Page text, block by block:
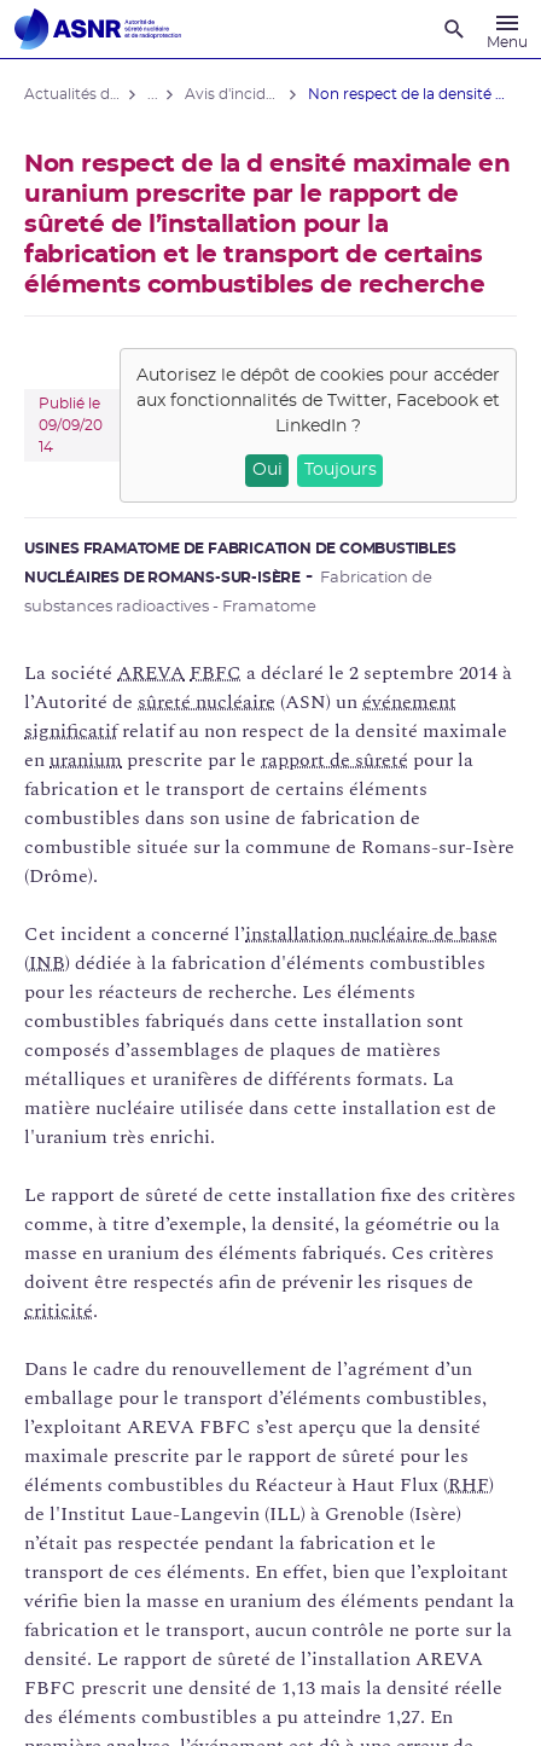
Menu
Non respect de la d ensité maximale en
uranium prescrite par le rapport de
sûreté de l’installation pour la
fabrication et le transport de certains
éléments combustibles de recherche
Publié le
09/09/20
14
Autorisez le dépôt de cookies pour accéder
aux fonctionnalités deTwitter, Facebook et
LinkedIn ?
Oui Toujours
USINES FRAMATOME DE FABRICATION DE COMBUSTIBLES
NUCLÉAIRES DE ROMANS-SUR-ISÈRE
Fabrication de
substances radioactives - Framatome
La société AREVAFBFC a déclaré le 2 septembre 2014 à
l’Autorité de sûreté nucléaire (ASN) unévénement
significatifrelatif au non respect de la densité maximale
enuranium prescrite par le rapport de sûreté pour la
fabrication et le transport de certains éléments
combustibles dans son usine de fabrication de
combustible située sur la commune de Romans-sur-Isère
(Drôme).
Cet incident a concerné l’installation nucléaire de base
(INB) dédiée à la fabrication d'éléments combustibles
pour les réacteurs de recherche. Les éléments
combustibles fabriqués dans cette installation sont
composés d’assemblages de plaques de matières
métalliques et uranifères de différents formats. La
matière nucléaire utilisée dans cette installation est de
l'uranium très enrichi.
Le rapport de sûreté de cette installation fixe des critères
comme, à titre d’exemple, la densité, la géométrie ou la
masse en uranium des éléments fabriqués. Ces critères
doivent être respectés afin de prévenir les risques de
criticité.
Dans le cadre du renouvellement de l’agrément d’un
emballage pour le transport d’éléments combustibles,
l’exploitant AREVA FBFC s’est aperçu que la densité
maximale prescrite par le rapport de sûreté pour les
éléments combustibles du Réacteur à Haut Flux (RHF)
de l'Institut Laue-Langevin (ILL) à Grenoble (Isère)
n’était pas respectée pendant la fabrication et le
transport de ces éléments. En effet, bien que l’exploitant
vérifie bien la masse en uranium des éléments pendant la
fabrication et le transport, aucun contrôle ne porte sur la
densité. Le rapport de sûreté de l’installation AREVA
FBFC prescrit une densité de 1,13 mais la densité réelle
des éléments combustibles a pu atteindre 1,27. En